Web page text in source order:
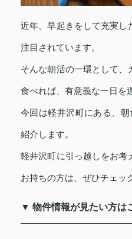
近年、早起きをして充実し
注目されています。
そんな朝活の一環として、
食べれば、有意義な一日を
今回は軽井沢町にある、
紹介します。
軽井沢町に引っ越しをお考
お持ちの方は、ぜひチェッ
▼ 物件情報が見たい方は